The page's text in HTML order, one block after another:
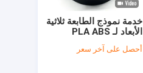
خدمة نموذج الطابعة ثلاثية
الأبعاد لـ PLA ABS
لمقبض الكوب
أحصل على آخر سعر